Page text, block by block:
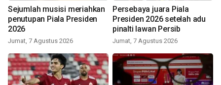
Sejumlah musisi meriahkan
penutupan Piala Presiden
2026
Jumat, 7 Agustus 2026
Persebaya juara Piala
Presiden 2026 setelah adu
pinalti lawan Persib
Jumat, 7 Agustus 2026